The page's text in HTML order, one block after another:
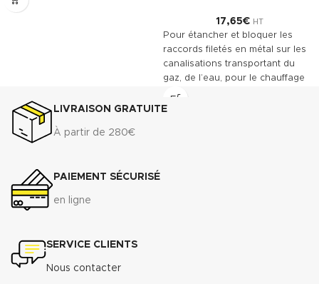
17,65€ HT
Pour étancher et bloquer les
raccords filetés en métal sur les
canalisations transportant du
gaz, de l’eau, pour le chauffage
central et des installations
industrielles. Convient entre
LIVRAISON GRATUITE
À partir de 280€
PAIEMENT SÉCURISÉ
en ligne
SERVICE CLIENTS
Nous contacter